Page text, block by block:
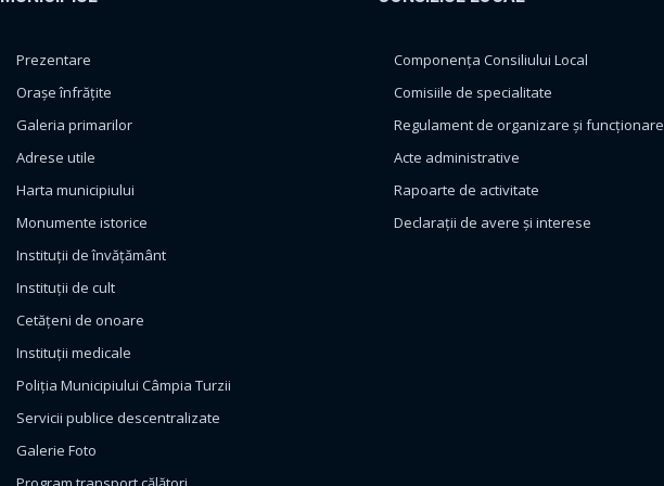
Prezentare
Orașe înfrățite
Galeria primarilor
Adrese utile
Harta municipiului
Monumente istorice
Instituții de învățământ
Instituții de cult
Cetățeni de onoare
Instituții medicale
Poliția Municipiului Câmpia Turzii
Servicii publice descentralizate
Galerie Foto
Componența Consiliului Local
Comisiile de specialitate
Regulament de organizare și funcționare
Acte administrative
Rapoarte de activitate
Declarații de avere și interese